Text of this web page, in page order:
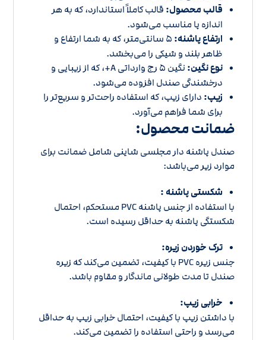
قالب محصول: قالب کاملاً استاندارد، که به هر
اندازه پا مناسب می‌شود.
ارتفاع پاشنه:
5 سانتی‌متر، که به شما ارتفاع و
ظاهر بلند و شیکی را می‌بخشد.
نوع نگین:
نگین 5 رج وارداتی A+، که از زیبایی و
درخشندگی صندل افزوده می‌شود.
زیپ: دارای زیپ، که استفاده راحت‌تر و سریع‌تر را
برای شما فراهم می‌آورد.
ضمانت محصول:
صندل پاشنه دار مجلسی شاینی شامل ضمانت برای
موارد زیر می‌باشد:
شکستی پاشنه :
با استفاده از جنس پاشنه PVC مستحکم، احتمال
شکستگی پاشنه به حداقل رسیده است.
ترک خوردن زیره:
جنس زیره PVC با کیفیت، تضمین می‌کند که زیره
صندل تا مدت طولانی ماندگار و مقاوم باشد.
خرابی زیپ:
با داشتن زیپ با کیفیت، احتمال خرابی زیپ به حداقل
می‌رسد و راحتی استفاده را تضمین می‌کند.